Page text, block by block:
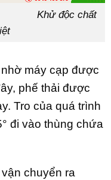
chất
máy cạp được
phế thải được
Tro của quá trình
đi vào thùng chứa
chuyển ra